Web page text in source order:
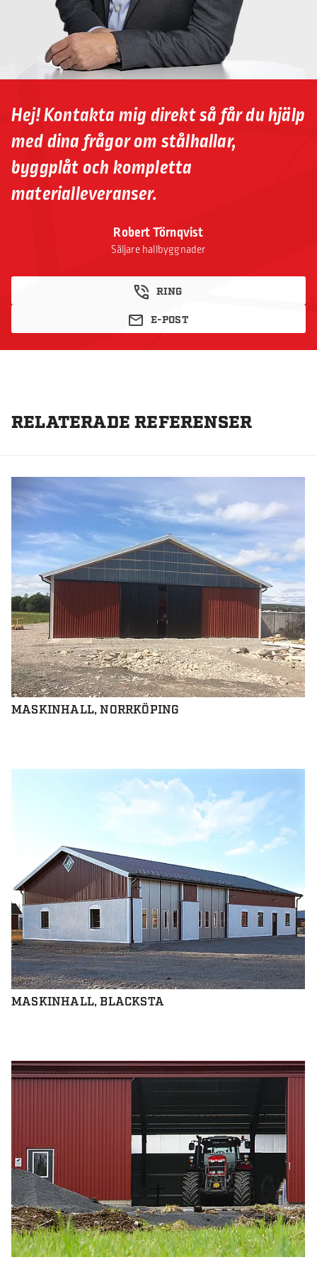
Robert Törnqvist
Säljare hallbyggnader
RING
E-POST
Hej! Kontakta mig direkt så får du hjälp
med dina frågor om stålhallar,
byggplåt och kompletta
materialleveranser.
RELATERADE REFERENSER
MASKINHALL, NORRKÖPING
MASKINHALL, BLACKSTA